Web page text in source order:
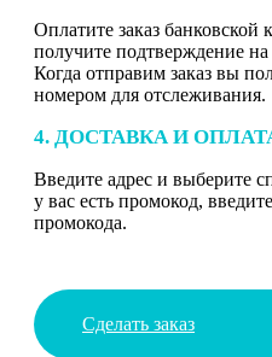
Оплатите заказ банковской
получите подтверждение на
Когда отправим заказ вы
номером для отслеживания.
4. ДОСТАВКА И
Введите адрес и выберите
у вас есть промокод,
промокода.
Сделать заказ